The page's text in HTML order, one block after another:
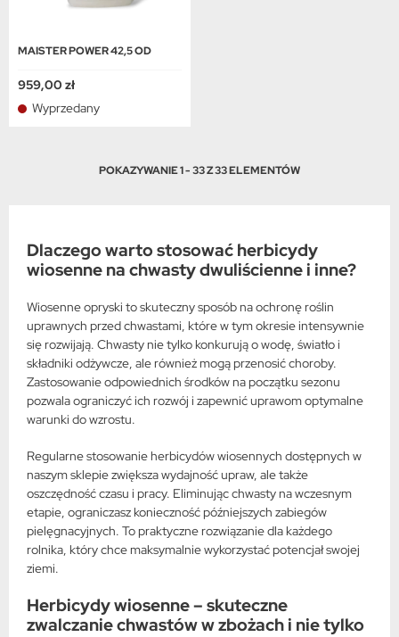
MAISTER POWER 42,5 OD
959,00 zł
Wyprzedany
POKAZYWANIE 1 - 33 Z 33 ELEMENTÓW
Dlaczego warto stosować herbicydy
wiosenne na chwasty dwuliścienne i inne?
Wiosenne opryski to skuteczny sposób na ochronę roślin
uprawnych przed chwastami, które w tym okresie intensywnie
się rozwijają. Chwasty nie tylko konkurują o wodę, światło i
składniki odżywcze, ale również mogą przenosić choroby.
Zastosowanie odpowiednich środków na początku sezonu
pozwala ograniczyć ich rozwój i zapewnić uprawom optymalne
warunki do wzrostu.
Regularne stosowanie herbicydów wiosennych dostępnych w
naszym sklepie zwiększa wydajność upraw, ale także
oszczędność czasu i pracy. Eliminując chwasty na wczesnym
etapie, ograniczasz konieczność późniejszych zabiegów
pielęgnacyjnych. To praktyczne rozwiązanie dla każdego
rolnika, który chce maksymalnie wykorzystać potencjał swojej
ziemi.
Herbicydy wiosenne – skuteczne
zwalczanie chwastów w zbożach i nie tylko